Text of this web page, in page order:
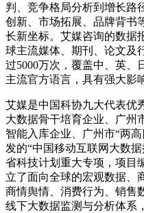
判、竞争格局分析到增长路
创新、市场拓展、品牌背书
长新坐标。艾媒咨询的数据
球主流媒体、期刊、论文及
过5000万次，覆盖中、英、
主流官方语言，具有强大影
艾媒是中国科协九大代表优
大数据骨干培育企业、广州
智能入库企业、广州市“两
发的“中国移动互联网大数
省科技计划重大专项，项目
立了面向全球的宏观数据、
商情舆情、消费行为、销售
线下大数据监测与分析体系